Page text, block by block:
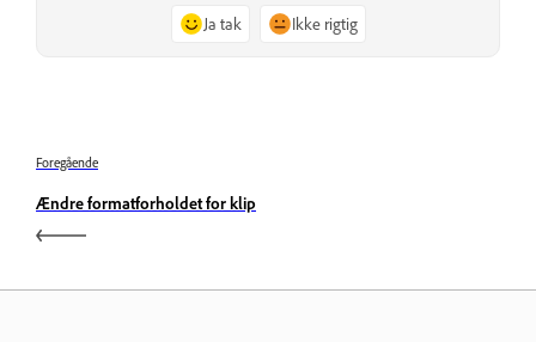
Ja tak Ikke rigtig
Foregående
Ændre formatforholdet for klip